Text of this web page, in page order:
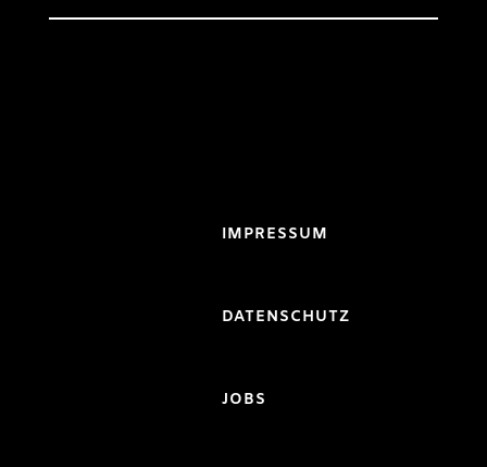
IMPRESSUM
DATENSCHUTZ
JOBS